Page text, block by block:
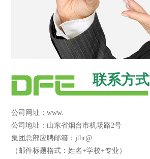
联系方式
公司网址：www.
公司地址：山东省烟台市机场路2号
集团总部应聘邮箱：jthr@
（邮件标题格式：姓名+学校+专业）